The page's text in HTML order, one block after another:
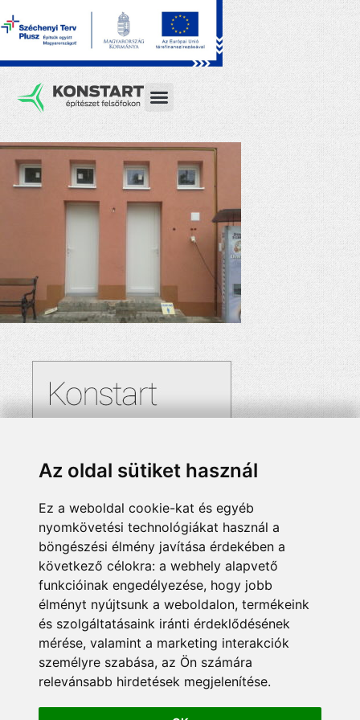
Az oldal sütiket használ
Ez a weboldal cookie-kat és egyéb
nyomkövetési technológiákat használ a
böngészési élmény javítása érdekében a
következő célokra: a webhely alapvető
funkcióinak engedélyezése, hogy jobb
élményt nyújtsunk a weboldalon, termékeink
és szolgáltatásaink iránti érdeklődésének
mérése, valamint a marketing interakciók
személyre szabása, az Ön számára
relevánsabb hirdetések megjelenítése.